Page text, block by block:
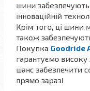
шини забезпечують
інноваційній
Крім того, ці шини
також
Покупка Goodride
гарантуємо високу
шанс забезпечити
прямо зараз!